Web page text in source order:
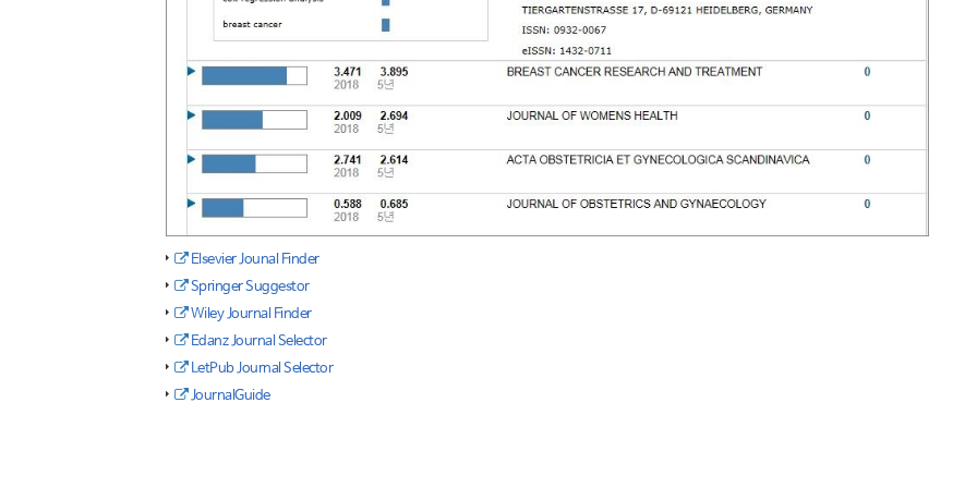
Elsevier Jounal Finder
Springer Suggestor
Wiley Journal Finder
Edanz Journal Selector
LetPub Journal Selector
JournalGuide